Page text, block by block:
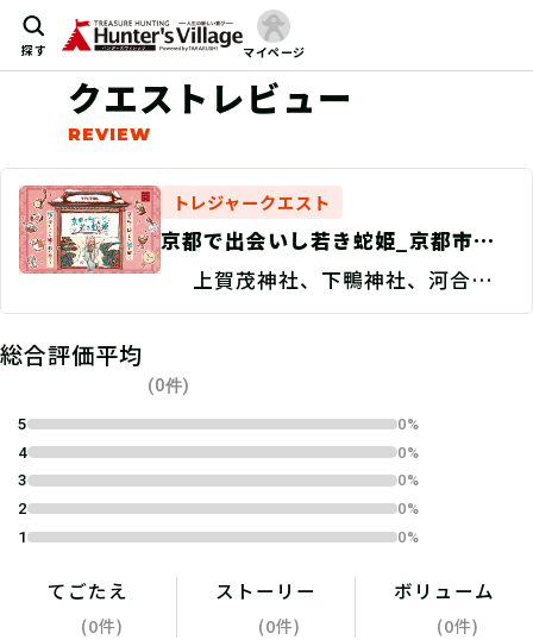
探す マイページ
クエストレビュー
トレジャークエスト
京都で出会いし若き蛇姫_京都市内4
つの謎上賀茂神社、下鴨神社、河合神
社、梨木神社、東海道新幹線車内
総合評価平均
(0件)
5
0%
4
0%
3
0%
2
0%
1
0%
てごたえ
(0件)
ストーリー
(0件)
ボリューム
(0件)